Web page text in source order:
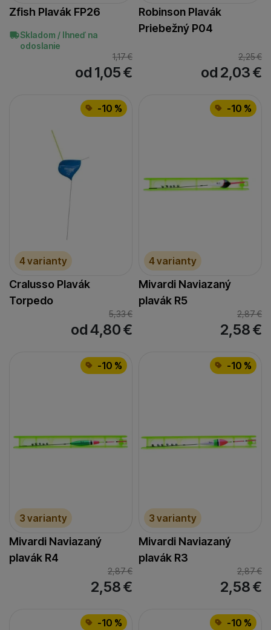
Zfish Plavák FP26
Skladom / Ihneď na
odoslanie
1,17€
od 1,05€
Robinson Plavák
Priebežný P04
2,25€
od 2,03€
-10 %
4 varianty
Cralusso Plavák
Torpedo
5,33€
od 4,80€
-10 %
4 varianty
Mivardi Naviazaný
plavák R5
2,87€
2,58€
-10 %
3 varianty
Mivardi Naviazaný
plavák R4
2,87€
2,58€
-10 %
3 varianty
Mivardi Naviazaný
plavák R3
2,87€
2,58€
-10 % -10 %